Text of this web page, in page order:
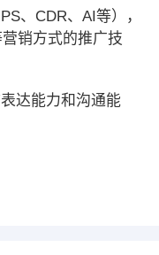
、CDR、AI等），
销方式的推广技
达能力和沟通能